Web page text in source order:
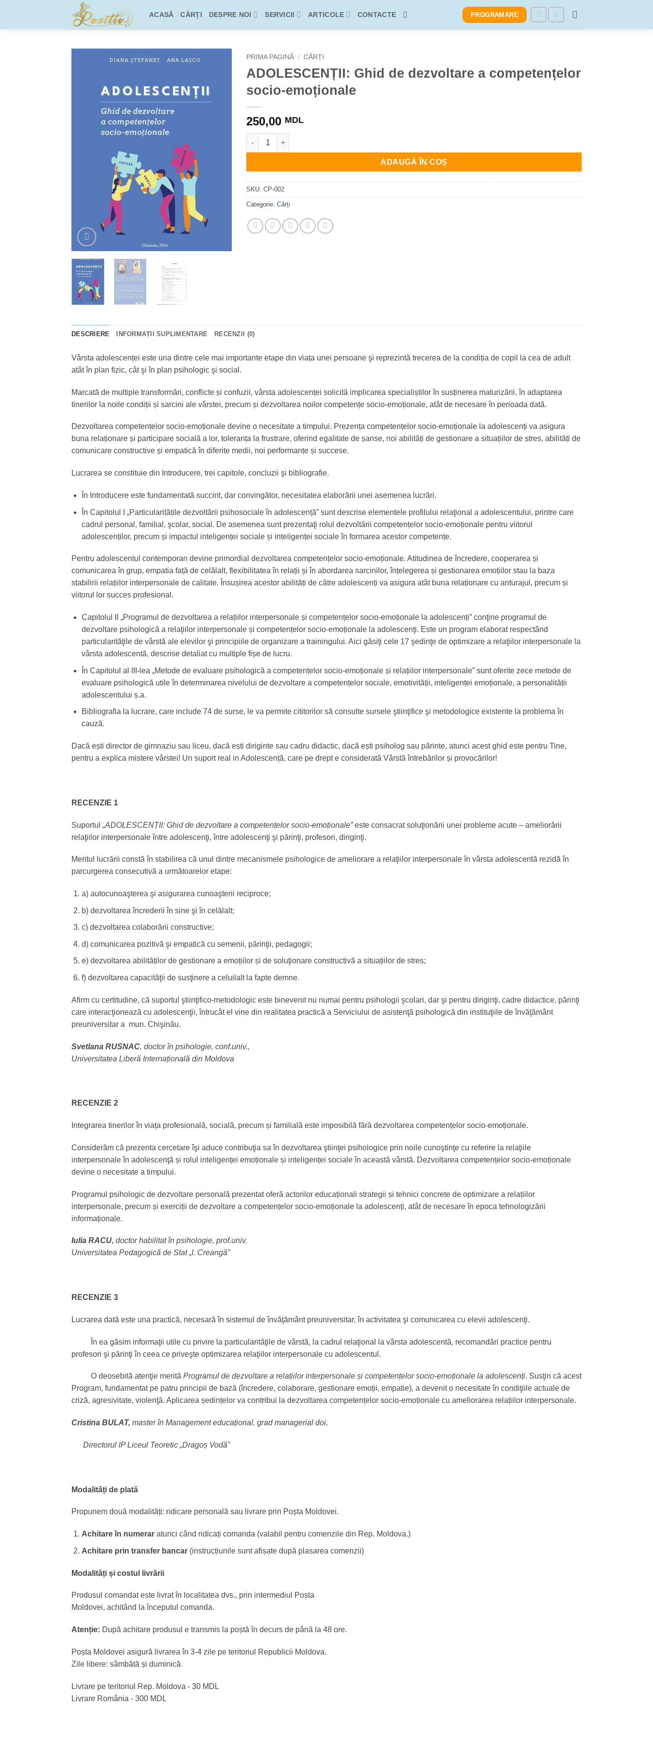
content
ACASĂ CĂRȚI DESPRE NOI SERVICII ARTICOLE CONTACTE PROGRAMARE
PRIMA PAGINĂ / CĂRȚI
ADOLESCENȚII: Ghid de dezvoltare a competențelor
socio-emoționale
250,00 MDL
Cantitate ADOLESCENȚII: Ghid de dezvoltare a competențelor socio-emoționale
ADAUGĂ ÎN COȘ
SKU: CP-002
Categorie: Cărți
DESCRIERE INFORMAȚII SUPLIMENTARE RECENZII (0)
Vârsta adolescenței este una dintre cele mai importante etape din viața unei persoane şi reprezintă trecerea de la condiția de copil la cea de adult
atât în plan fizic, cât şi în plan psihologic şi social.
Marcată de multiple transformări, conflicte și confuzii, vârsta adolescenței solicită implicarea specialiștilor în susținerea maturizării, în adaptarea
tinerilor la noile condiții și sarcini ale vârstei, precum și dezvoltarea noilor competențe socio-emoționale, atât de necesare în perioada dată.
Dezvoltarea competențelor socio-emoționale devine o necesitate a timpului. Prezența competențelor socio-emoționale la adolescenți va asigura
buna relaționare și participare socială a lor, toleranța la frustrare, oferind egalitate de șanse, noi abilități de gestionare a situațiilor de stres, abilități de
comunicare constructive și empatică în diferite medii, noi performanțe și succese.
Lucrarea se constituie din Introducere, trei capitole, concluzii şi bibliografie.
În Introducere este fundamentată succint, dar convingător, necesitatea elaborării unei asemenea lucrări.
În Capitolul I „Particularitățile dezvoltării psihosociale în adolescență” sunt descrise elementele profilului relaţional a adolescentului, printre care
cadrul personal, familial, şcolar, social. De asemenea sunt prezentaţi rolul dezvoltării competențelor socio-emoționale pentru viitorul
adolescenților, precum și impactul inteligenței sociale și inteligenței sociale în formarea acestor competențe.
Pentru adolescentul contemporan devine primordial dezvoltarea competențelor socio-emoționale. Atitudinea de încredere, cooperarea și
comunicarea în grup, empatia față de celălalt, flexibilitatea în relații și în abordarea sarcinilor, înțelegerea și gestionarea emoțiilor stau la baza
stabilirii relațiilor interpersonale de calitate. Însușirea acestor abilități de către adolescenți va asigura atât buna relaționare cu anturajul, precum și
viitorul lor succes profesional.
Capitolul II „Programul de dezvoltarea a relațiilor interpersonale și competențelor socio-emoționale la adolescenți” conţine programul de
dezvoltare psihologică a relaţiilor interpersonale și competențelor socio-emoționale la adolescenţi. Este un program elaborat respectând
particularităţile de vârstă ale elevilor şi principiile de organizare a trainingului. Aici găsiţi cele 17 şedinţe de optimizare a relaţiilor interpersonale la
vârsta adolescentă, descrise detaliat cu multiple fișe de lucru.
În Capitolul al III-lea „Metode de evaluare psihologică a competențelor socio-emoționale și relațiilor interpersonale” sunt oferite zece metode de
evaluare psihologică utile în determinarea nivelului de dezvoltare a competențelor sociale, emotivității, inteligenței emoționale, a personalității
adolescentului ș.a.
Bibliografia la lucrare, care include 74 de surse, le va permite cititorilor să consulte sursele ştiinţifice şi metodologice existente la problema în
cauză.
Dacă ești director de gimnaziu sau liceu, dacă ești diriginte sau cadru didactic, dacă ești psiholog sau părinte, atunci acest ghid este pentru Tine,
pentru a explica mistere vârstei! Un suport real in Adolescență, care pe drept e considerată Vârstă întrebărilor și provocărilor!
RECENZIE 1
Suportul „ADOLESCENȚII: Ghid de dezvoltare a competențelor socio-emoționale”este consacrat soluţionării unei probleme acute – ameliorării
relaţiilor interpersonale între adolescenţi, între adolescenţi şi părinţi, profesori, diriginţi.
Meritul lucrării constă în stabilirea că unul dintre mecanismele psihologice de ameliorare a relaţiilor interpersonale în vârsta adolescentă rezidă în
parcurgerea consecutivă a următoarelor etape:
a) autocunoaşterea şi asigurarea cunoaşterii reciproce;
b) dezvoltarea încrederii în sine şi în celălalt;
c) dezvoltarea colaborării constructive;
d) comunicarea pozitivă şi empatică cu semenii, părinţii, pedagogii;
e) dezvoltarea abilităților de gestionare a emoțiilor și de soluţionare constructivă a situațiilor de stres;
f) dezvoltarea capacităţii de susţinere a celuilalt la fapte demne.
Afirm cu certitudine, că suportul ştiinţifico-metodologic este binevenit nu numai pentru psihologii şcolari, dar şi pentru diriginţi, cadre didactice, părinţi
care interacţionează cu adolescenţii, întrucât el vine din realitatea practică a Serviciului de asistenţă psihologică din instituţiile de învăţământ
preuniversitar a mun. Chişinău.
Svetlana RUSNAC, doctor în psihologie, conf.univ.,
Universitatea Liberă Internațională din Moldova
RECENZIE 2
Integrarea tinerilor în viața profesională, socială, precum și familială este imposibilă fără dezvoltarea competențelor socio-emoționale.
Considerăm că prezenta cercetare îşi aduce contribuţia sa în dezvoltarea ştiinţei psihologice prin noile cunoştinţe cu referire la relaţiile
interpersonale în adolescenţă și rolul inteligenței emoționale și inteligenței sociale în această vârstă. Dezvoltarea competențelor socio-emoționale
devine o necesitate a timpului.
Programul psihologic de dezvoltare personală prezentat oferă actorilor educaționali strategii și tehnici concrete de optimizare a relațiilor
interpersonale, precum și exerciții de dezvoltare a competențelor socio-emoționale la adolescenți, atât de necesare în epoca tehnologizării
informaționale.
Iulia RACU, doctor habilitat în psihologie, prof.univ.
Universitatea Pedagogică de Stat „I. Creangă”
RECENZIE 3
Lucrarea dată este una practică, necesară în sistemul de învăţământ preuniversitar, în activitatea şi comunicarea cu elevii adolescenţi.
În ea găsim informaţii utile cu privire la particularităţile de vârstă, la cadrul relaţional la vârsta adolescentă, recomandări practice pentru
profesori şi părinţi în ceea ce priveşte optimizarea relaţiilor interpersonale cu adolescentul.
O deosebită atenţie merită Programul de dezvoltare a relațiilor interpersonale și competențelor socio-emoționale la adolescenți. Susţin că acest
Program, fundamentat pe patru principii de bază (încredere, colaborare, gestionare emoții, empatie), a devenit o necesitate în condiţiile actuale de
criză, agresivitate, violenţă. Aplicarea ședințelor va contribui la dezvoltarea competențelor socio-emoționale cu ameliorarea relațiilor interpersonale.
Cristina BULAT, master în Management educațional, grad managerial doi,
Directorul IP Liceul Teoretic „Dragoș Vodă”
Modalități de plată
Propunem două modalități: ridicare personală sau livrare prin Poșta Moldovei.
Achitare în numeraratunci când ridicați comanda (valabil pentru comenzile din Rep. Moldova.)
Achitare prin transfer bancar(instrucțiunile sunt afișate după plasarea comenzii)
Modalități și costul livrării
Produsul comandat este livrat în localitatea dvs., prin intermediul Poșta
Moldovei, achitând la începutul comanda.
Atenție: După achitare produsul e transmis la poștă în decurs de până la 48 ore.
Poșta Moldovei asigură livrarea în 3-4 zile pe teritoriul Republicii Moldova.
Zile libere: sâmbătă și duminică.
Livrare pe teritoriul Rep. Moldova - 30 MDL
Livrare România - 300 MDL